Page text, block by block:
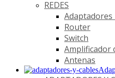
REDES
Router
Switch
Amplificador
Antenas